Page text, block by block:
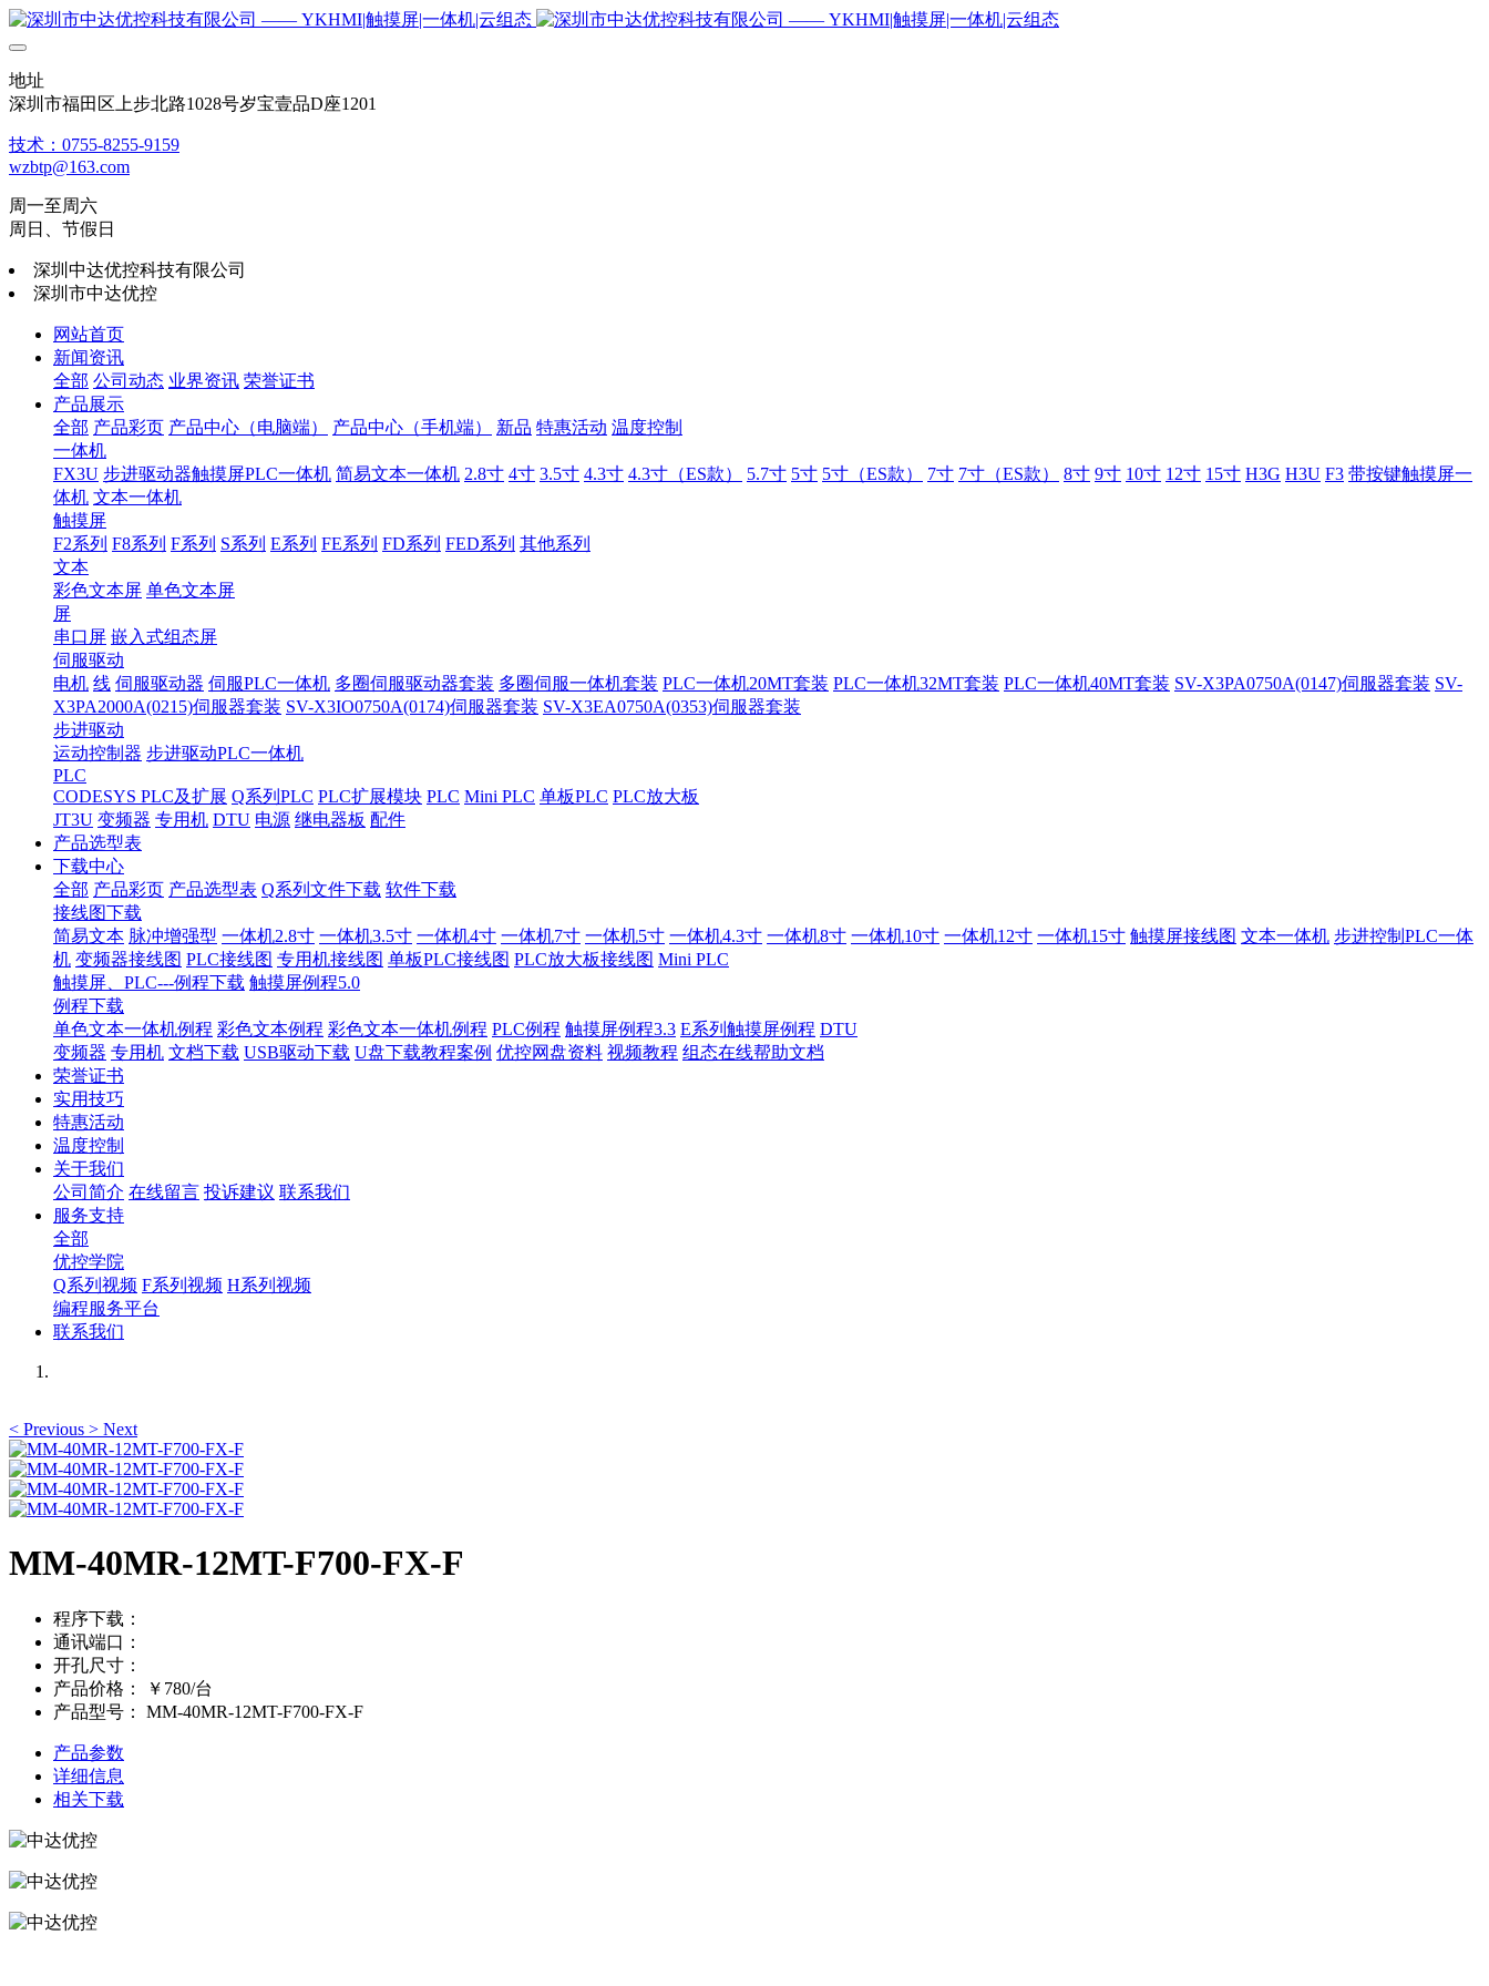
地址
深圳市福田区上步北路1028号岁宝壹品D座1201
技术：0755-8255-9159
wzbtp@163.com
周一至周六
周日、节假日
深圳中达优控科技有限公司
深圳市中达优控
网站首页
新闻资讯
全部 公司动态 业界资讯 荣誉证书
产品展示
全部 产品彩页 产品中心（电脑端） 产品中心（手机端） 新品 特惠活动 温度控制
一体机
FX3U 步进驱动器触摸屏PLC一体机 简易文本一体机 2.8寸 4寸 3.5寸 4.3寸 4.3寸（ES款） 5.7寸 5寸 5寸（ES款） 7寸 7寸（ES款） 8寸 9寸 10寸 12寸 15寸 H3G H3U F3 带按键触摸屏一
体机 文本一体机
触摸屏
F2系列 F8系列 F系列 S系列 E系列 FE系列 FD系列 FED系列 其他系列
文本
彩色文本屏 单色文本屏
屏
串口屏 嵌入式组态屏
伺服驱动
电机 线 伺服驱动器 伺服PLC一体机 多圈伺服驱动器套装 多圈伺服一体机套装 PLC一体机20MT套装 PLC一体机32MT套装 PLC一体机40MT套装 SV-X3PA0750A(0147)伺服器套装 SV-
X3PA2000A(0215)伺服器套装 SV-X3IO0750A(0174)伺服器套装 SV-X3EA0750A(0353)伺服器套装
步进驱动
运动控制器 步进驱动PLC一体机
PLC
CODESYS PLC及扩展 Q系列PLC PLC扩展模块 PLC Mini PLC 单板PLC PLC放大板
JT3U 变频器 专用机 DTU 电源 继电器板 配件
产品选型表
下载中心
全部 产品彩页 产品选型表 Q系列文件下载 软件下载
接线图下载
简易文本 脉冲增强型 一体机2.8寸 一体机3.5寸 一体机4寸 一体机7寸 一体机5寸 一体机4.3寸 一体机8寸 一体机10寸 一体机12寸 一体机15寸 触摸屏接线图 文本一体机 步进控制PLC一体
机 变频器接线图 PLC接线图 专用机接线图 单板PLC接线图 PLC放大板接线图 Mini PLC
触摸屏、PLC---例程下载 触摸屏例程5.0
例程下载
单色文本一体机例程 彩色文本例程 彩色文本一体机例程 PLC例程 触摸屏例程3.3 E系列触摸屏例程 DTU
变频器 专用机 文档下载 USB驱动下载 U盘下载教程案例 优控网盘资料 视频教程 组态在线帮助文档
荣誉证书
实用技巧
特惠活动
温度控制
关于我们
公司简介 在线留言 投诉建议 联系我们
服务支持
全部
优控学院
Q系列视频 F系列视频 H系列视频
编程服务平台
联系我们
< Previous > Next
MM-40MR-12MT-F700-FX-F
程序下载：
通讯端口：
开孔尺寸：
产品价格：
￥780/台
产品型号：
MM-40MR-12MT-F700-FX-F
产品参数
详细信息
相关下载